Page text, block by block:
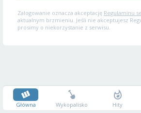
Zalogowanie oznacza akceptację Regulaminu
aktualnym brzmieniu. Jeśli nie akceptujesz
prosimy o niekorzystanie z serwisu.
Główna Wykopalisko Hity